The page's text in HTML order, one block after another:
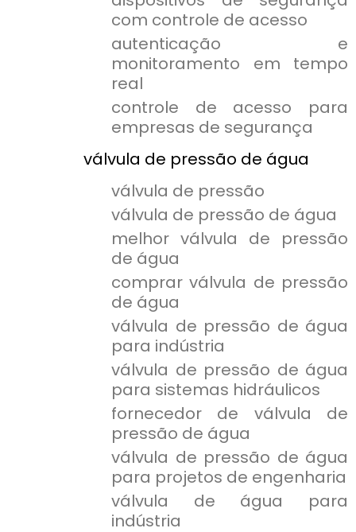
com controle de acesso
autenticação e
monitoramento em tempo
real
controle de acesso para
empresas de segurança
válvula de pressão de água
válvula de pressão
válvula de pressão de água
melhor válvula de pressão
de água
comprar válvula de pressão
de água
válvula de pressão de água
para indústria
válvula de pressão de água
para sistemas hidráulicos
fornecedor de válvula de
pressão de água
válvula de pressão de água
para projetos de engenharia
válvula de água para
indústria